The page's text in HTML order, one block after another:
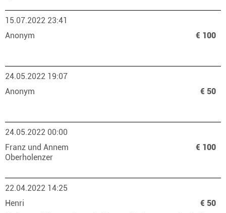
15.07.2022 23:41
Anonym
€ 100
24.05.2022 19:07
Anonym
€ 50
24.05.2022 00:00
Franz und Annem
Oberholenzer
€ 100
22.04.2022 14:25
Henri
€ 50